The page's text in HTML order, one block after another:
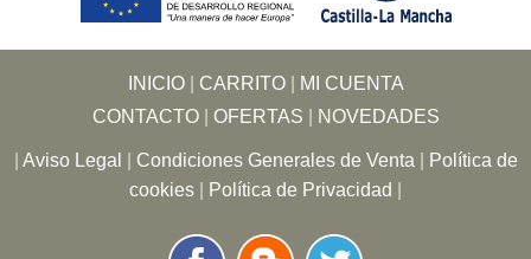
INICIO| CARRITO|
MI CUENTA
CONTACTO| OFERTAS NOVEDADES
Aviso Legal Condiciones Generales de Venta
Política de
cookies
Política de Privacidad